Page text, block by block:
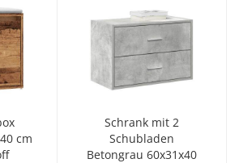
cm
Schrank mit 2
Schubladen
Betongrau 60x31x40